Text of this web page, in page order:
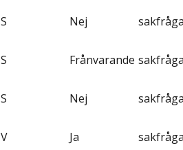
S Nej
S Frånvarande
S Nej
V Ja